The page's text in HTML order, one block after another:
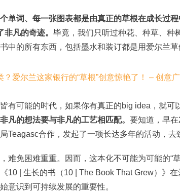
单词、每一张图表都是由真正的草根在成长过
非凡的奇迹。 毕竟，我们只听过种花、种草、种
中的所有东西，包括墨水和装订都是用爱尔兰草
有可能的时代，如果你有真正的big idea，就可
凡的想法要与非凡的工艺相匹配。 要知道，早
Teagasc合作，发起了一项长达多年的活动，去
难免困难重重。因而，这本化不可能为可能的“
10 | 生长的书（10 | The Book That Grew）》
意识到可持续发展的重要性。